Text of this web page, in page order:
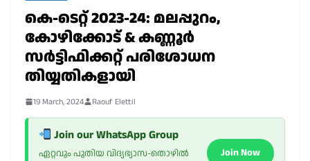
കെ-ടെറ്റ് 2023-24: മലപ്പുറം,
കോഴിക്കോട് & കണ്ണൂർ
സർട്ടിഫിക്കറ്റ് പരിശോധന
തിയ്യതികളായി
19 March, 2024 Raouf Elettil
Join our WhatsApp Group
ഏറ്റവും പുതിയ വിദ്യഭ്യാസ-തൊഴിൽ
Join Now